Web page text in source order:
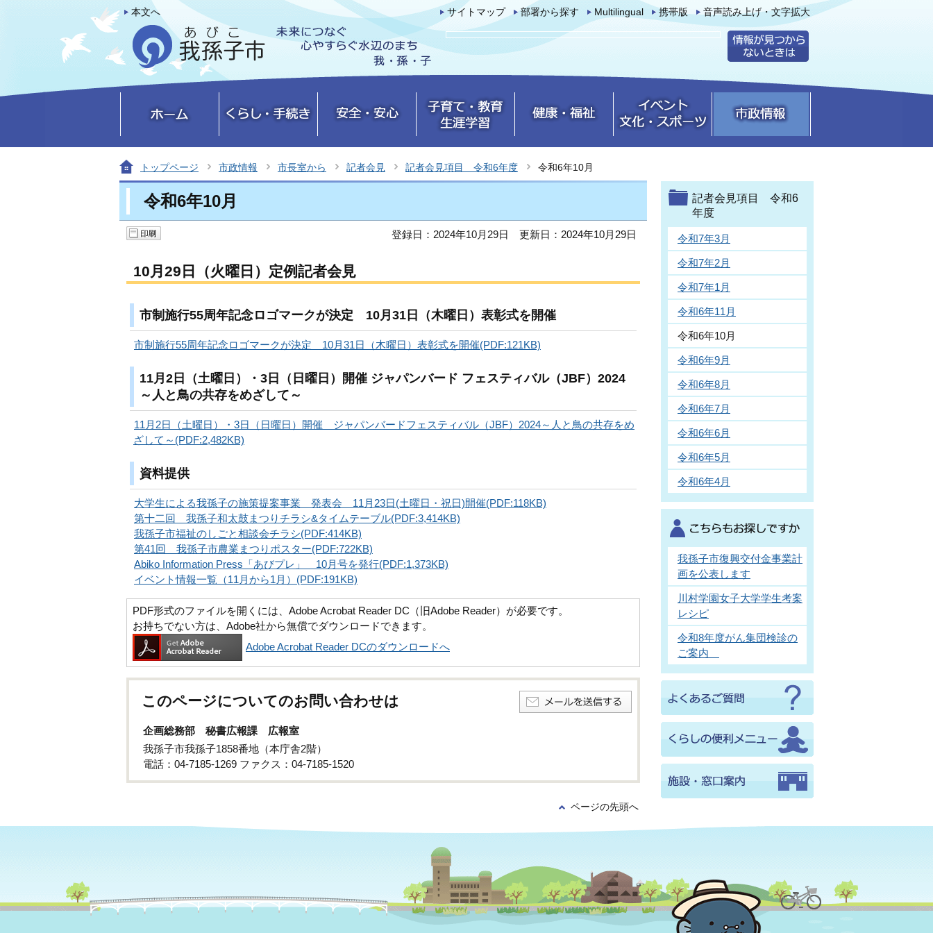
本文へ サイトマップ 部署から探す Multilingual 携帯版 音声読み上げ・文字拡大
トップページ 市政情報 市長室から 記者会見 記者会見項目 令和6年度 令和6年10月
令和6年10月
登録日：2024年10月29日 更新日：2024年10月29日
10月29日（火曜日）定例記者会見
市制施行55周年記念ロゴマークが決定 10月31日（木曜日）表彰式を開催
市制施行55周年記念ロゴマークが決定 10月31日（木曜日）表彰式を開催(PDF:121KB)
11月2日（土曜日）・3日（日曜日）開催 ジャパンバード フェスティバル（JBF）2024
～人と鳥の共存をめざして～
11月2日（土曜日）・3日（日曜日）開催 ジャパンバードフェスティバル（JBF）2024～人と鳥の共存をめ
ざして～(PDF:2,482KB)
資料提供
大学生による我孫子の施策提案事業 発表会 11月23日(土曜日・祝日)開催(PDF:118KB)
第十二回 我孫子和太鼓まつりチラシ&タイムテーブル(PDF:3,414KB)
我孫子市福祉のしごと相談会チラシ(PDF:414KB)
第41回 我孫子市農業まつりポスター(PDF:722KB)
Abiko Information Press「あびプレ」 10月号を発行(PDF:1,373KB)
イベント情報一覧（11月から1月）(PDF:191KB)
PDF形式のファイルを開くには、Adobe Acrobat Reader DC（旧Adobe Reader）が必要です。
お持ちでない方は、Adobe社から無償でダウンロードできます。
Adobe Acrobat Reader DCのダウンロードへ
このページについてのお問い合わせは
企画総務部 秘書広報課 広報室
我孫子市我孫子1858番地（本庁舎2階）
電話：04-7185-1269 ファクス：04-7185-1520
ページの先頭へ
記者会見項目 令和6
年度
令和7年3月
令和7年2月
令和7年1月
令和6年11月
令和6年10月
令和6年9月
令和6年8月
令和6年7月
令和6年6月
令和6年5月
令和6年4月
我孫子市復興交付金事業計
画を公表します
川村学園女子大学学生考案
レシピ
令和8年度がん集団検診の
ご案内